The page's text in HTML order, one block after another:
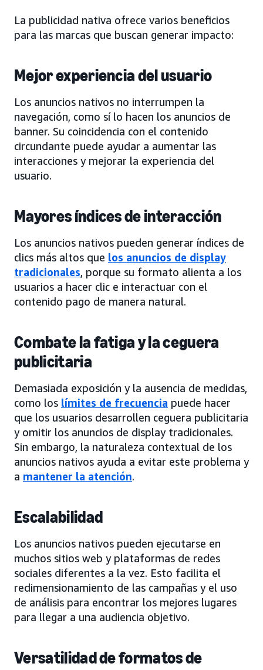
La publicidad nativa ofrece varios beneficios
para las marcas que buscan generar impacto:
Mejor experiencia del usuario
Los anuncios nativos no interrumpen la
navegación, como sí lo hacen los anuncios de
banner. Su coincidencia con el contenido
circundante puede ayudar a aumentar las
interacciones y mejorar la experiencia del
usuario.
Mayores índices de interacción
Los anuncios nativos pueden generar índices de
clics más altos que los anuncios de display
tradicionales, porque su formato alienta a los
usuarios a hacer clic e interactuar con el
contenido pago de manera natural.
Combate la fatiga y la ceguera
publicitaria
Demasiada exposición y la ausencia de medidas,
como los límites de frecuencia puede hacer
que los usuarios desarrollen ceguera publicitaria
y omitir los anuncios de display tradicionales.
Sin embargo, la naturaleza contextual de los
anuncios nativos ayuda a evitar este problema y
a mantener la atención.
Escalabilidad
Los anuncios nativos pueden ejecutarse en
muchos sitios web y plataformas de redes
sociales diferentes a la vez. Esto facilita el
redimensionamiento de las campañas y el uso
de análisis para encontrar los mejores lugares
para llegar a una audiencia objetivo.
Versatilidad de formatos de